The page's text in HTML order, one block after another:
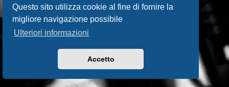
Questo sito utilizza cookie al fine di fornire la
migliore navigazione possibile
Ulteriori informazioni
Accetto